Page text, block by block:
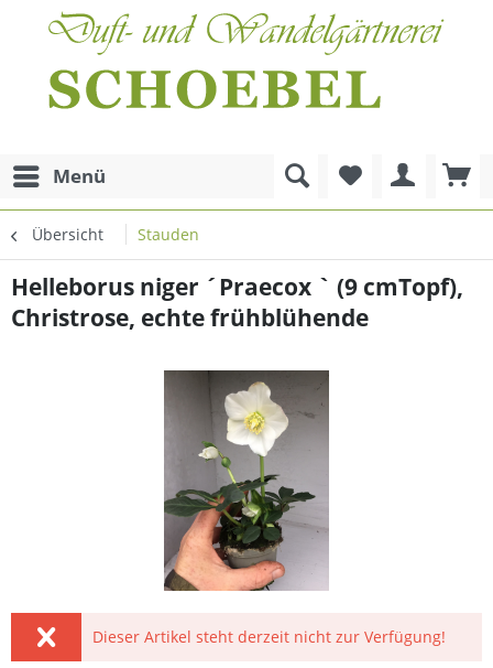
Menü
Übersicht Stauden
Helleborus niger ´Praecox ` (9 cmTopf),
Christrose, echte frühblühende
Dieser Artikel steht derzeit nicht zur Verfügung!